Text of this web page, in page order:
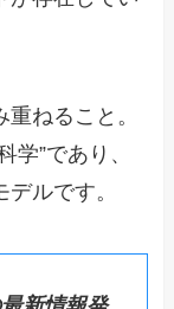
ねること。
学”であり、
ルです。